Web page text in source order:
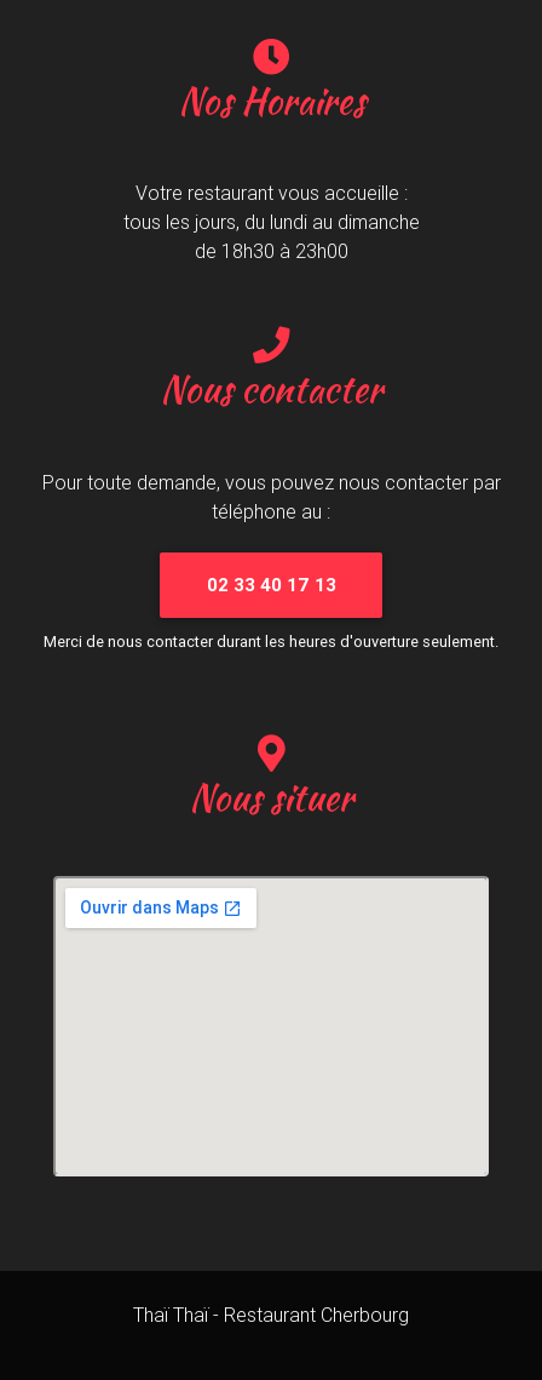
Nous situer
Nous contacter
Pour toute demande, vous pouvez nous contacter par
téléphone au :
02 33 40 17 13
Merci de nous contacter durant les heures d'ouverture seulement.
Nos Horaires
Votre restaurant vous accueille :
tous les jours, du lundi au dimanche
de 18h30 à 23h00
Thaï Thaï - Restaurant Cherbourg